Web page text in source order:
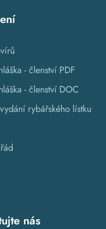
- členství PDF
- členství DOC
rybářského lístku
nás